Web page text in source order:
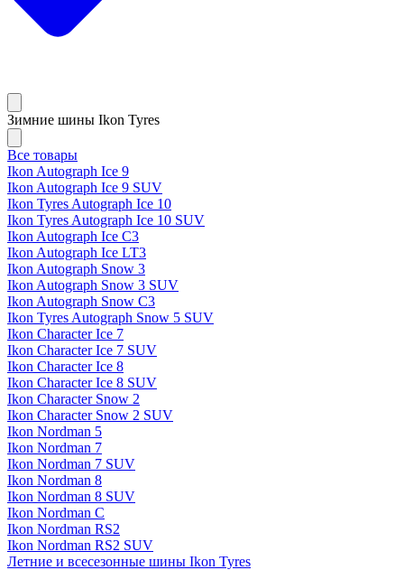
Зимние шины Ikon Tyres
Все товары
Ikon Autograph Ice 9
Ikon Autograph Ice 9 SUV
Ikon Tyres Autograph Ice 10
Ikon Tyres Autograph Ice 10 SUV
Ikon Autograph Ice C3
Ikon Autograph Ice LT3
Ikon Autograph Snow 3
Ikon Autograph Snow 3 SUV
Ikon Autograph Snow C3
Ikon Tyres Autograph Snow 5 SUV
Ikon Character Ice 7
Ikon Character Ice 7 SUV
Ikon Character Ice 8
Ikon Character Ice 8 SUV
Ikon Character Snow 2
Ikon Character Snow 2 SUV
Ikon Nordman 5
Ikon Nordman 7
Ikon Nordman 7 SUV
Ikon Nordman 8
Ikon Nordman 8 SUV
Ikon Nordman C
Ikon Nordman RS2
Ikon Nordman RS2 SUV
Летние и всесезонные шины Ikon Tyres